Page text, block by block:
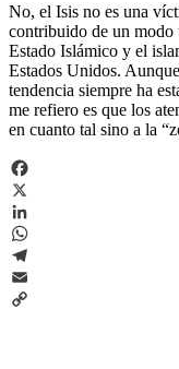
No, el Isis no es una
contribuido de un modo
Estado Islámico y el
Estados Unidos.
tendencia siempre ha
me refiero es que los
en cuanto tal sino a la
Facebook
X
LinkedIn
WhatsApp
Telegram
Email